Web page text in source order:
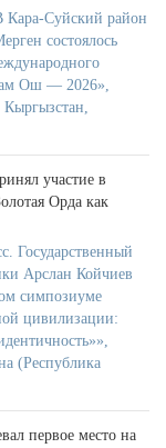
Суйский район
состоялось
Ош — 2026»,
Кыргызстан,
участие в
Орда как
Государственный
Арслан Койчиев
симпозиуме
цивилизации:
(Республика
первое место на